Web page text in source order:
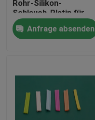
Über uns
Rohr-Silikon-
Schlauch-Platin für
Wasserspender
Anfrage absenden